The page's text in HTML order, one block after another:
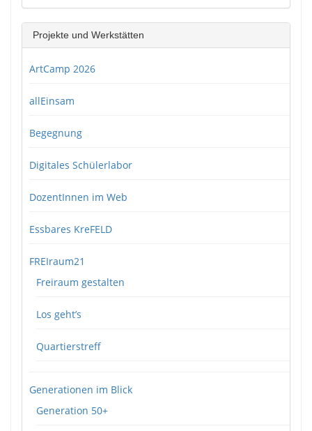
Projekte und Werkstätten
ArtCamp 2026
allEinsam
Begegnung
Digitales Schülerlabor
DozentInnen im Web
Essbares KreFELD
FREIraum21
Freiraum gestalten
Los geht’s
Quartierstreff
Generationen im Blick
Generation 50+